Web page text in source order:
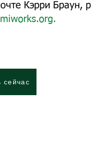
Кэрри Браун,
.
сейчас